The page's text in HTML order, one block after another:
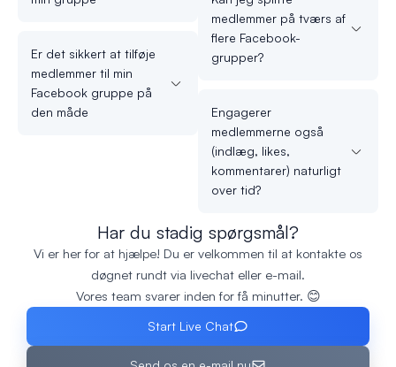
Er det sikkert at tilføje
medlemmer til min
Facebook gruppe på
den måde
medlemmer på tværs af
flere Facebook-
grupper?
Engagerer
medlemmerne også
(indlæg, likes,
kommentarer) naturligt
over tid?
Har du stadig spørgsmål?
Vi er her for at hjælpe! Du er velkommen til at kontakte os
døgnet rundt via livechat eller e-mail.
Vores team svarer inden for få minutter. 😊
Start Live Chat